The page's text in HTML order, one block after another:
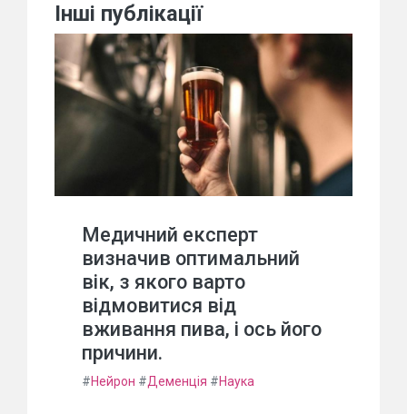
Інші публікації
Медичний експерт
визначив оптимальний
вік, з якого варто
відмовитися від
вживання пива, і ось його
причини.
#Нейрон #Деменція #Наука